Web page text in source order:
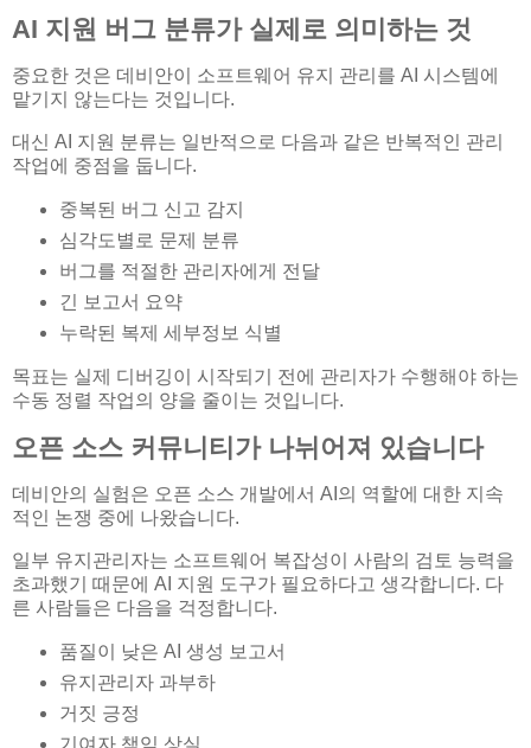
AI 지원 버그 분류가 실제로 의미하는 것
중요한 것은 데비안이 소프트웨어 유지 관리를 AI 시스템에
맡기지 않는다는 것입니다.
대신 AI 지원 분류는 일반적으로 다음과 같은 반복적인 관리
작업에 중점을 둡니다.
중복된 버그 신고 감지
심각도별로 문제 분류
버그를 적절한 관리자에게 전달
긴 보고서 요약
누락된 복제 세부정보 식별
목표는 실제 디버깅이 시작되기 전에 관리자가 수행해야 하는
수동 정렬 작업의 양을 줄이는 것입니다.
오픈 소스 커뮤니티가 나뉘어져 있습니다
데비안의 실험은 오픈 소스 개발에서 AI의 역할에 대한 지속
적인 논쟁 중에 나왔습니다.
일부 유지관리자는 소프트웨어 복잡성이 사람의 검토 능력을
초과했기 때문에 AI 지원 도구가 필요하다고 생각합니다. 다
른 사람들은 다음을 걱정합니다.
품질이 낮은 AI 생성 보고서
유지관리자 과부하
거짓 긍정
기여자 책임 상실